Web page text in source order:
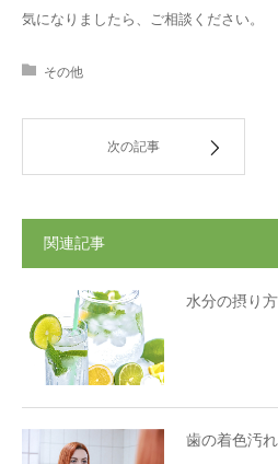
気になりましたら、ご相談ください。
その他
次の記事
関連記事
水分の摂り
歯の着色汚